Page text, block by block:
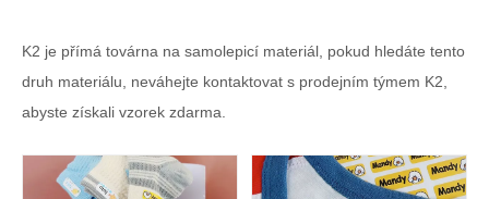
K2 je přímá továrna na samolepicí materiál, pokud hledáte tento
druh materiálu, neváhejte kontaktovat s prodejním týmem K2,
abyste získali vzorek zdarma.